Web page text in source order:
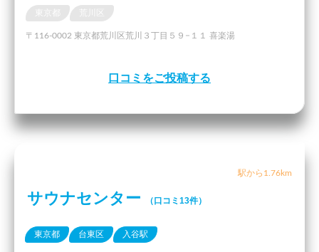
東京都 荒川区
〒116-0002 東京都荒川区荒川３丁目５９−１１ 喜楽湯
口コミをご投稿する
駅から1.76km
サウナセンター （口コミ13件）
東京都 台東区 入谷駅